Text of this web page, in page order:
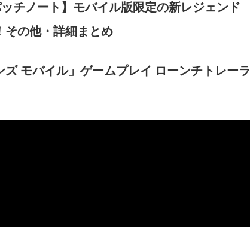
チノート】モバイル版限定の新レジェンド
その他・詳細まとめ
モバイル」ゲームプレイ ローンチトレーラ